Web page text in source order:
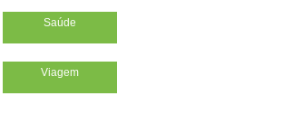
Saúde
Viagem